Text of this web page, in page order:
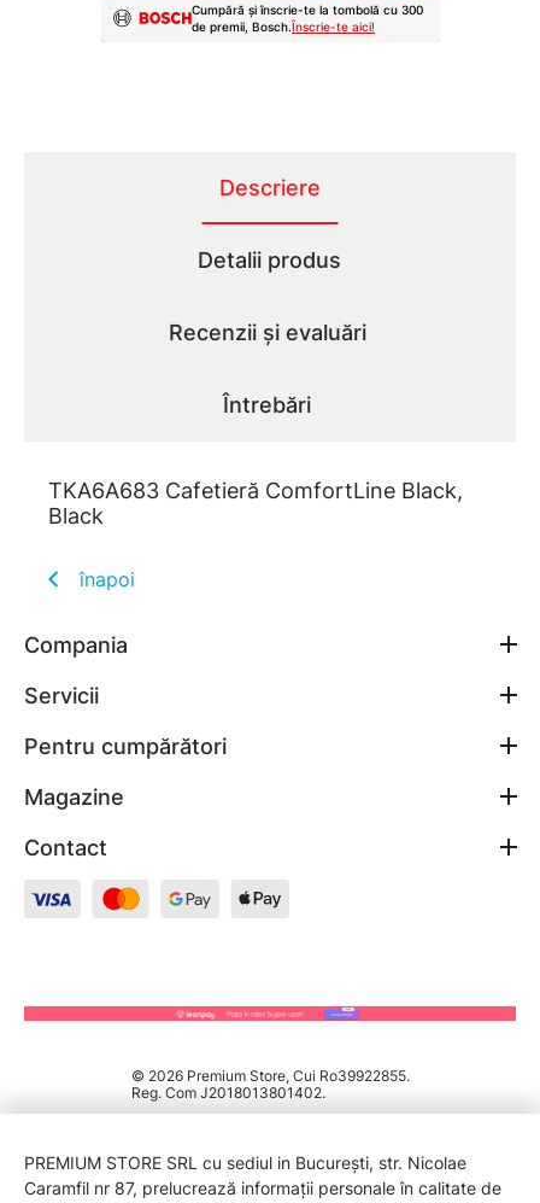
Cumpără și înscrie-te la tombolă cu 300
de premii, Bosch.Înscrie-te aici!
Descriere
Detalii produs
Recenzii și evaluări
Întrebări
TKA6A683 Cafetieră ComfortLine Black,
Black
înapoi
Compania
Servicii
Pentru cumpărători
Magazine
Contact
© 2026 Premium Store, Cui Ro39922855.
Reg. Com J2018013801402.
PREMIUM STORE SRL cu sediul in București, str. Nicolae
Caramfil nr 87, prelucrează informații personale în calitate de